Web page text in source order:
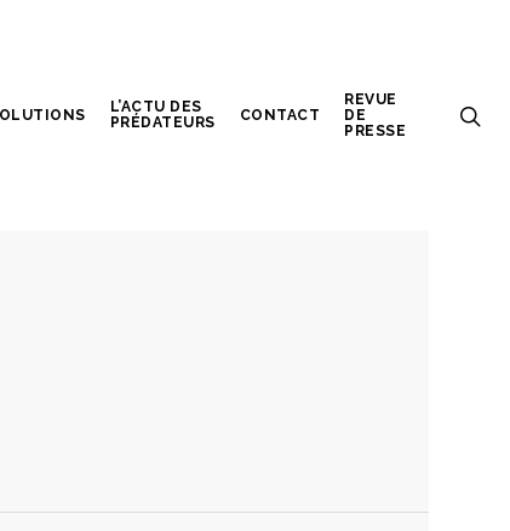
L’ACTU DES
PRÉDATEURS
CONTACT
REVUE
DE
PRESSE